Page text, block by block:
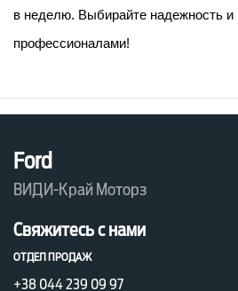
в неделю. Выбирайте надежность и
профессионалами!
Ford
ВИДИ-Край Моторз
Свяжитесь с нами
ОТДЕЛ ПРОДАЖ
+38 044 239 09 97